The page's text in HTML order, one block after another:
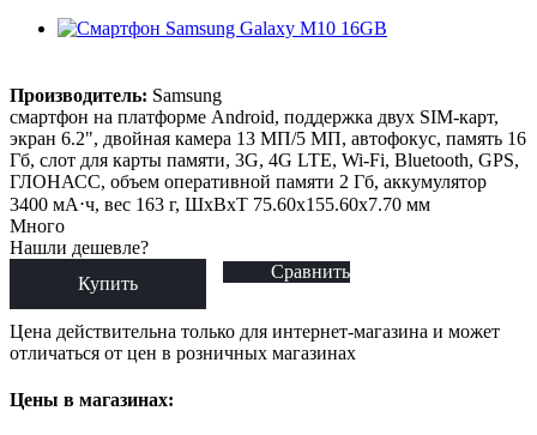
Производитель: Samsung
смартфон на платформе Android, поддержка двух SIM-карт,
экран 6.2", двойная камера 13 МП/5 МП, автофокус, память 16
Гб, слот для карты памяти, 3G, 4G LTE, Wi-Fi, Bluetooth, GPS,
ГЛОНАСС, объем оперативной памяти 2 Гб, аккумулятор
3400 мА⋅ч, вес 163 г, ШxВxТ 75.60x155.60x7.70 мм
Много
Нашли дешевле?
Купить
Сравнить
Цена действительна только для интернет-магазина и может
отличаться от цен в розничных магазинах
Цены в магазинах: